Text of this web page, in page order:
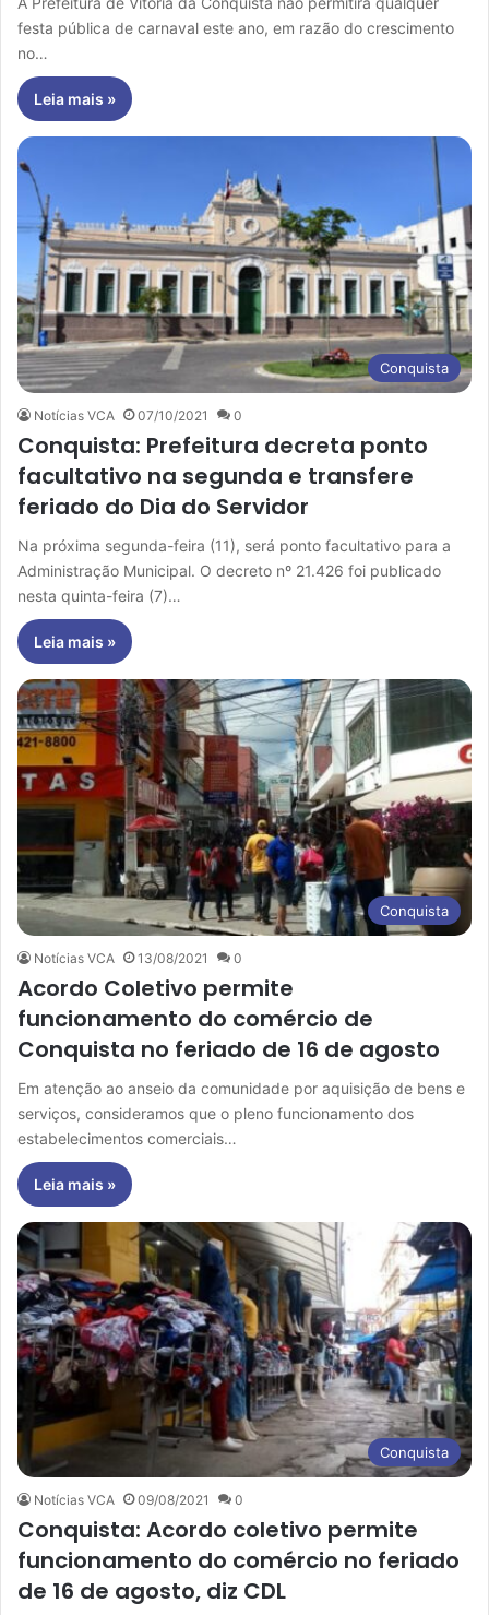
festa pública de carnaval este ano, em razão do crescimento
no…
Leia mais »
Conquista
Notícias VCA 07/10/2021 0
Conquista: Prefeitura decreta ponto
facultativo na segunda e transfere
feriado do Dia do Servidor
Na próxima segunda-feira (11), será ponto facultativo para a
Administração Municipal. O decreto nº 21.426 foi publicado
nesta quinta-feira (7)…
Leia mais »
Conquista
Notícias VCA 13/08/2021 0
Acordo Coletivo permite
funcionamento do comércio de
Conquista no feriado de 16 de agosto
Em atenção ao anseio da comunidade por aquisição de bens e
serviços, consideramos que o pleno funcionamento dos
estabelecimentos comerciais…
Leia mais »
Conquista
Notícias VCA 09/08/2021 0
Conquista: Acordo coletivo permite
funcionamento do comércio no feriado
de 16 de agosto, diz CDL